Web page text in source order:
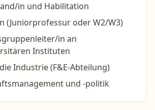
in und Habilitation
(Juniorprofessur oder W2/W3)
in an
Instituten
Industrie (F&E-Abteilung)
und -politik